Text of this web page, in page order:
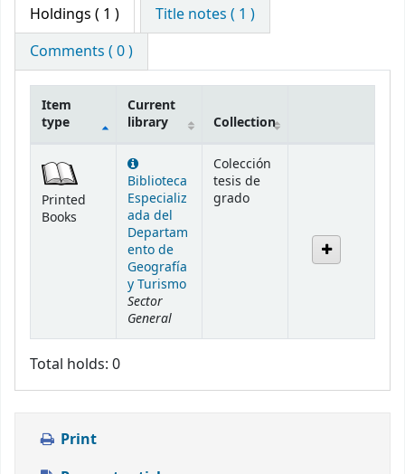
Holdings ( 1 )
Title notes ( 1 )
Comments ( 0 )
Item
type
Current
library
Collection
Printed
Books
Biblioteca
Especializ
ada del
Departam
ento de
Geografía
y Turismo
Sector
General
Colección
tesis de
grado
Total holds: 0
Print